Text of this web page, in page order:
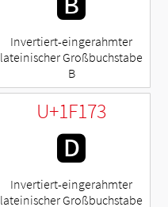
Invertiert-eingerahmter
lateinischer Großbuchstabe
B
U+1F173
🅳
Invertiert-eingerahmter
lateinischer Großbuchstabe